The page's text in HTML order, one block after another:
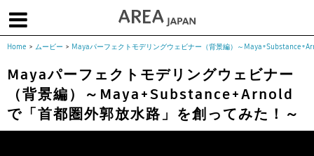
About us | フォーラム | お問合せ | メールマガジン
コラム チュートリアル ユーザー事例
Home > ムービー > Mayaパーフェクトモデリングウェビナー（背景編）～
Mayaパーフェクトモデリングウェビナー
（背景編）～Maya+Substance+Arnold
で「首都圏外郭放水路」を創ってみた！～